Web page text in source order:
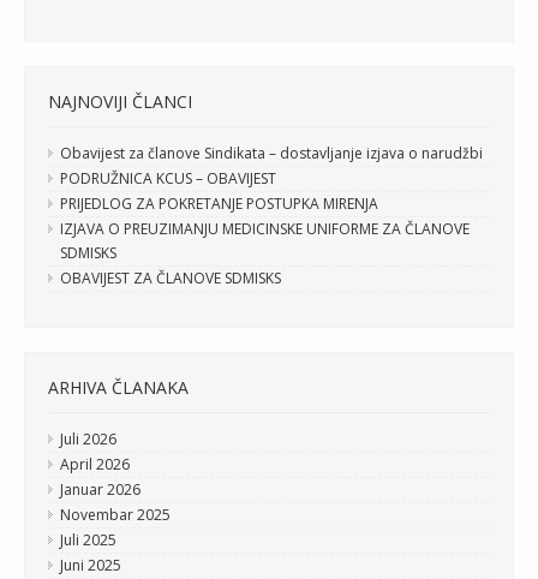
NAJNOVIJI ČLANCI
Obavijest za članove Sindikata – dostavljanje izjava o narudžbi
PODRUŽNICA KCUS – OBAVIJEST
PRIJEDLOG ZA POKRETANJE POSTUPKA MIRENJA
IZJAVA O PREUZIMANJU MEDICINSKE UNIFORME ZA ČLANOVE
SDMISKS
OBAVIJEST ZA ČLANOVE SDMISKS
ARHIVA ČLANAKA
Juli 2026
April 2026
Januar 2026
Novembar 2025
Juli 2025
Juni 2025